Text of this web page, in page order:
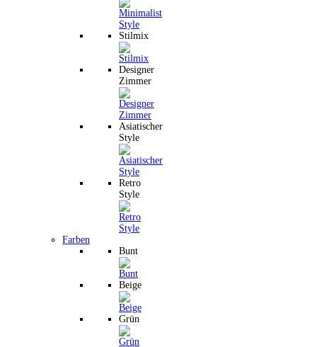
Stilmix
Designer
Zimmer
Asiatischer
Style
Retro
Style
Farben
Bunt
Beige
Grün